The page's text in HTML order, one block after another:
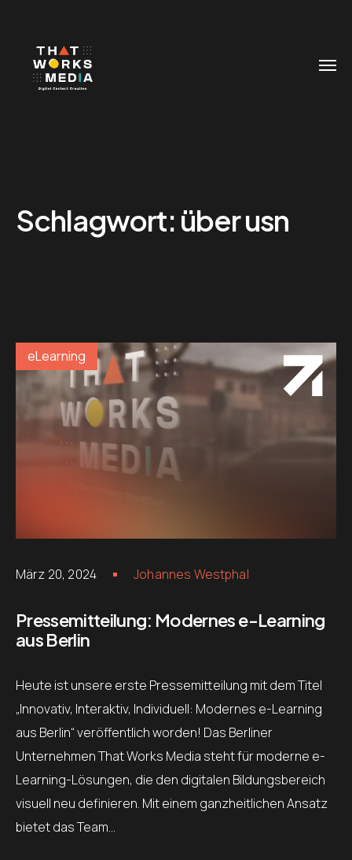
Schlagwort: über usn
eLearning
März 20, 2024 Johannes Westphal
Pressemitteilung: Modernes e-Learning
aus Berlin
Heute ist unsere erste Pressemitteilung mit dem Titel
„Innovativ, Interaktiv, Individuell: Modernes e-Learning
aus Berlin“ veröffentlich worden! Das Berliner
Unternehmen That Works Media steht für moderne e-
Learning-Lösungen, die den digitalen Bildungsbereich
visuell neu definieren. Mit einem ganzheitlichen Ansatz
bietet das Team…